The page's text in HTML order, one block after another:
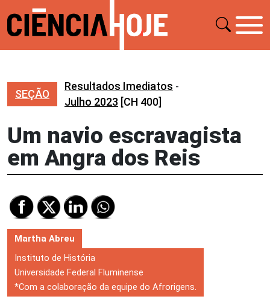
SEÇÃO
Resultados Imediatos -
Julho 2023 [CH 400]
Um navio escravagista
em Angra dos Reis
Martha Abreu
Instituto de História
Universidade Federal Fluminense
*Com a colaboração da equipe do Afrorigens.